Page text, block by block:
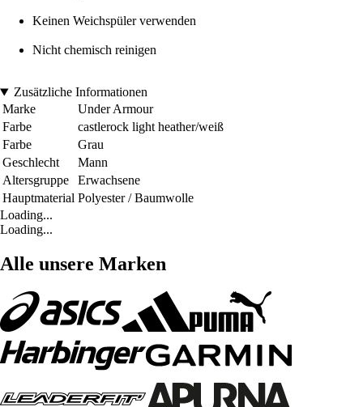
Keinen Weichspüler verwenden
Nicht chemisch reinigen
Zusätzliche Informationen
Marke
Under Armour
Farbe
castlerock light heather/weiß
Farbe
Grau
Geschlecht
Mann
Altersgruppe
Erwachsene
Hauptmaterial Polyester / Baumwolle
Loading...
Loading...
Alle unsere Marken